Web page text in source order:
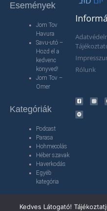
Események
Jom Tov
Havura
Savu-utó –
Hozd el a
kedvenc
könyved!
Jom Tov –
Omer
Kategóriák
Podcast
Parasa
Hohmecolás
Héber szavak
Haverkodás
Egyéb
kategória
Rólunk
Kedves Látogató!